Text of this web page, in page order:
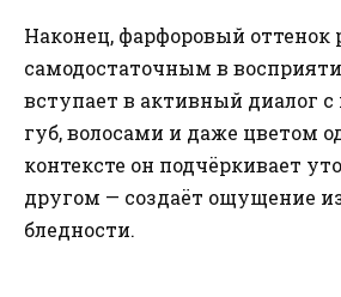
Наконец, фарфоровый оттенок
самодостаточным в
вступает в активный диалог
губ, волосами и даже цветом
контексте он подчёркивает
другом — создаёт ощущение
бледности.